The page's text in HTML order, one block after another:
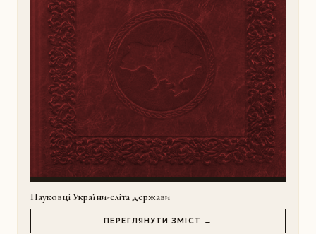
Науковці України-еліта держави
ПЕРЕГЛЯНУТИ ЗМІСТ →